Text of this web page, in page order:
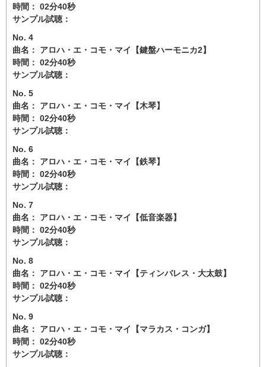
時間： 02分40秒
サンプル試聴：
No. 4
曲名： アロハ・エ・コモ・マイ【鍵盤ハーモニカ2】
時間： 02分40秒
サンプル試聴：
No. 5
曲名： アロハ・エ・コモ・マイ【木琴】
時間： 02分40秒
サンプル試聴：
No. 6
曲名： アロハ・エ・コモ・マイ【鉄琴】
時間： 02分40秒
サンプル試聴：
No. 7
曲名： アロハ・エ・コモ・マイ【低音楽器】
時間： 02分40秒
サンプル試聴：
No. 8
曲名： アロハ・エ・コモ・マイ【ティンバレス・大太鼓】
時間： 02分40秒
サンプル試聴：
No. 9
曲名： アロハ・エ・コモ・マイ【マラカス・コンガ】
時間： 02分40秒
サンプル試聴：